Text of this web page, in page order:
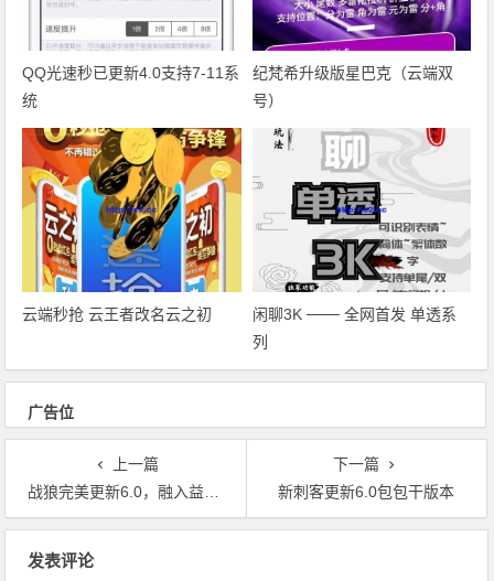
QQ光速秒已更新4.0支持7-11系
统
纪梵希升级版星巴克（云端双
号）
云端秒抢 云王者改名云之初
闲聊3K ─── 全网首发 单透系
列
广告位
上一篇
战狼完美更新6.0，融入益达源码
下一篇
新刺客更新6.0包包干版本
发表评论